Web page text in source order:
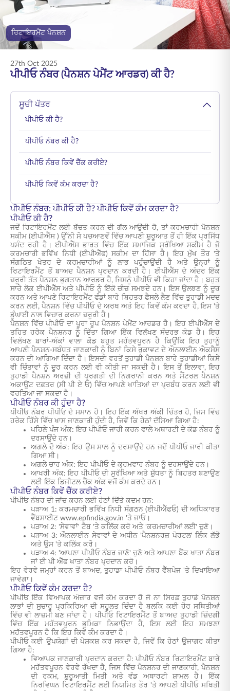
ENGLISH
ਆਨਲਾਈਨ ਖਰੀਦੋ ਪ੍ਰੀਮੀਅਮ ਭਰੋ
ਰਿਟਾਇਰਮੈਂਟ ਪੈਨਸ਼ਨ
27th Oct 2025
ਪੀਪੀਓ ਨੰਬਰ (ਪੈਨਸ਼ਨ ਪੇਮੈਂਟ ਆਰਡਰ) ਕੀ ਹੈ?
ਸੂਚੀ ਪੱਤਰ
ਪੀਪੀਓ ਕੀ ਹੈ?
ਪੀਪੀਓ ਨੰਬਰ ਕੀ ਹੈ?
ਪੀਪੀਓ ਨੰਬਰ ਕਿਵੇਂ ਚੈੱਕ ਕਰੀਏ?
ਪੀਪੀਓ ਕਿਵੇਂ ਕੰਮ ਕਰਦਾ ਹੈ?
ਪੀਪੀਓ ਨੰਬਰ: ਪੀਪੀਓ ਕੀ ਹੈ? ਪੀਪੀਓ ਕਿਵੇਂ ਕੰਮ ਕਰਦਾ ਹੈ?
ਪੀਪੀਓ ਕੀ ਹੈ?
ਜਦੋਂ ਰਿਟਾਇਰਮੈਂਟ ਲਈ ਬੱਚਤ ਕਰਨ ਦੀ ਗੱਲ ਆਉਂਦੀ ਹੈ, ਤਾਂ ਕਰਮਚਾਰੀ ਪੈਨਸ਼ਨ
ਸਕੀਮ (ਈਪੀਐੱਸ ) ਉੱਨੀ ਸੋ ਪਚਆਣਵੇਂ ਵਿੱਚ ਆਪਣੀ ਸ਼ੁਰੂਆਤ ਤੋਂ ਹੀ ਇੱਕ ਪ੍ਰਸਿੱਧ
ਪਸੰਦ ਰਹੀ ਹੈ। ਈਪੀਐੱਸ ਭਾਰਤ ਵਿੱਚ ਇੱਕ ਸਮਾਜਿਕ ਸੁਰੱਖਿਆ ਸਕੀਮ ਹੈ ਜੋ
ਕਰਮਚਾਰੀ ਭਵਿੱਖ ਨਿਧੀ (ਈਪੀਐੱਫ) ਸਕੀਮ ਦਾ ਹਿੱਸਾ ਹੈ। ਇਹ ਮੁੱਖ ਤੌਰ 'ਤੇ
ਸੰਗਠਿਤ ਖੇਤਰ ਦੇ ਕਰਮਚਾਰੀਆਂ ਨੂੰ ਲਾਭ ਪਹੁੰਚਾਉਂਦੀ ਹੈ ਅਤੇ ਉਨ੍ਹਾਂ ਨੂੰ
ਰਿਟਾਇਰਮੈਂਟ ਤੋਂ ਬਾਅਦ ਪੈਨਸ਼ਨ ਪ੍ਰਦਾਨ ਕਰਦੀ ਹੈ। ਈਪੀਐੱਸ ਦੇ ਅੰਦਰ ਇੱਕ
ਜ਼ਰੂਰੀ ਤੱਤ ਪੈਨਸ਼ਨ ਭੁਗਤਾਨ ਆਰਡਰ ਹੈ, ਜਿਸਨੂੰ ਪੀਪੀਓ ਵੀ ਕਿਹਾ ਜਾਂਦਾ ਹੈ। ਬਹੁਤ
ਸਾਰੇ ਲੋਕ ਈਪੀਐੱਸ ਅਤੇ ਪੀਪੀਓ ਨੂੰ ਇੱਕੋ ਚੀਜ਼ ਸਮਝਦੇ ਹਨ। ਇਸ ਉਲਝਣ ਨੂੰ ਦੂਰ
ਕਰਨ ਅਤੇ ਆਪਣੇ ਰਿਟਾਇਰਮੈਂਟ ਫੰਡਾਂ ਬਾਰੇ ਬਿਹਤਰ ਫੈਸਲੇ ਲੈਣ ਵਿੱਚ ਤੁਹਾਡੀ ਮਦਦ
ਕਰਨ ਲਈ, ਪੈਨਸ਼ਨ ਵਿੱਚ ਪੀਪੀਓ ਦੇ ਅਰਥ ਅਤੇ ਇਹ ਕਿਵੇਂ ਕੰਮ ਕਰਦਾ ਹੈ, ਇਸ 'ਤੇ
ਡੂੰਘਾਈ ਨਾਲ ਵਿਚਾਰ ਕਰਨਾ ਜ਼ਰੂਰੀ ਹੈ।
ਪੈਨਸ਼ਨ ਵਿੱਚ ਪੀਪੀਓ ਦਾ ਪੂਰਾ ਰੂਪ ਪੈਨਸ਼ਨ ਪੇਮੈਂਟ ਆਰਡਰ ਹੈ। ਇਹ ਈਪੀਐੱਸ ਦੇ
ਤਹਿਤ ਹਰੇਕ ਪੈਨਸ਼ਨਰ ਨੂੰ ਦਿੱਤਾ ਗਿਆ ਇੱਕ ਵਿਲੱਖਣ ਸੰਦਰਭ ਕੋਡ ਹੈ। ਇਹ
ਵਿਲੱਖਣ ਬਾਰਾਂ-ਅੰਕਾਂ ਵਾਲਾ ਕੋਡ ਬਹੁਤ ਮਹੱਤਵਪੂਰਨ ਹੈ ਕਿਉਂਕਿ ਇਹ ਤੁਹਾਨੂੰ
ਆਪਣੀ ਪੈਨਸ਼ਨ-ਸਬੰਧਤ ਜਾਣਕਾਰੀ ਨੂੰ ਬਿਨਾਂ ਕਿਸੇ ਰੁਕਾਵਟ ਦੇ ਔਨਲਾਈਨ ਐਕਸੈਸ
ਕਰਨ ਦੀ ਆਗਿਆ ਦਿੰਦਾ ਹੈ। ਇਸਦੀ ਵਰਤੋਂ ਤੁਹਾਡੀ ਪੈਨਸ਼ਨ ਬਾਰੇ ਤੁਹਾਡੀਆਂ ਕਿਸੇ
ਵੀ ਚਿੰਤਾਵਾਂ ਨੂੰ ਦੂਰ ਕਰਨ ਲਈ ਵੀ ਕੀਤੀ ਜਾ ਸਕਦੀ ਹੈ। ਇਸ ਤੋਂ ਇਲਾਵਾ, ਇਹ
ਤੁਹਾਡੀ ਪੈਨਸ਼ਨ ਅਰਜ਼ੀ ਦੀ ਪ੍ਰਗਤੀ ਦੀ ਨਿਗਰਾਨੀ ਕਰਨ ਅਤੇ ਸੈਂਟਰਲ ਪੈਨਸ਼ਨ
ਅਕਾਊਂਟ ਦਫ਼ਤਰ (ਸੀ ਪੀ ਏ ਓ) ਵਿੱਚ ਆਪਣੇ ਖਾਤਿਆਂ ਦਾ ਪ੍ਰਬੰਧ ਕਰਨ ਲਈ ਵੀ
ਵਰਤਿਆ ਜਾ ਸਕਦਾ ਹੈ।
ਪੀਪੀਓ ਨੰਬਰ ਕੀ ਹੁੰਦਾ ਹੈ?
ਪੀਪੀਓ ਨੰਬਰ ਪੀਪੀਓ ਦੇ ਸਮਾਨ ਹੈ। ਇਹ ਇੱਕ ਅੱਖਰ ਅੰਕੀ ਚਿੱਤਰ ਹੈ, ਜਿਸ ਵਿੱਚ
ਹਰੇਕ ਹਿੱਸੇ ਵਿੱਚ ਖਾਸ ਜਾਣਕਾਰੀ ਹੁੰਦੀ ਹੈ, ਜਿਵੇਂ ਕਿ ਹੇਠਾਂ ਦੱਸਿਆ ਗਿਆ ਹੈ:
ਪਹਿਲੇ ਪੰਜ ਅੰਕ: ਇਹ ਪੀਪੀਓ ਜਾਰੀ ਕਰਨ ਵਾਲੇ ਅਥਾਰਟੀ ਦੇ ਕੋਡ ਨੰਬਰ ਨੂੰ
ਦਰਸਾਉਂਦੇ ਹਨ।
ਅਗਲੇ ਦੋ ਅੰਕ: ਇਹ ਉਸ ਸਾਲ ਨੂੰ ਦਰਸਾਉਂਦੇ ਹਨ ਜਦੋਂ ਪੀਪੀਓ ਜਾਰੀ ਕੀਤਾ
ਗਿਆ ਸੀ।
ਅਗਲੇ ਚਾਰ ਅੰਕ: ਇਹ ਪੀਪੀਓ ਦੇ ਕ੍ਰਮਵਾਰ ਨੰਬਰ ਨੂੰ ਦਰਸਾਉਂਦੇ ਹਨ।
ਆਖਰੀ ਅੰਕ: ਇਹ ਪੀਪੀਓ ਦੀ ਸੁਰੱਖਿਆ ਅਤੇ ਸ਼ੁੱਧਤਾ ਨੂੰ ਬਿਹਤਰ ਬਣਾਉਣ
ਲਈ ਇੱਕ ਡਿਜੀਟਲ ਚੈੱਕ ਅੰਕ ਵਜੋਂ ਕੰਮ ਕਰਦੇ ਹਨ।
ਪੀਪੀਓ ਨੰਬਰ ਕਿਵੇਂ ਚੈੱਕ ਕਰੀਏ?
ਪੀਪੀਓ ਨੰਬਰ ਦੀ ਜਾਂਚ ਕਰਨ ਲਈ ਹੇਠਾਂ ਦਿੱਤੇ ਕਦਮ ਹਨ:
ਪੜਾਅ 1: ਕਰਮਚਾਰੀ ਭਵਿੱਖ ਨਿਧੀ ਸੰਗਠਨ (ਈਪੀਐੱਫਓ) ਦੀ ਅਧਿਕਾਰਤ
ਵੈੱਬਸਾਈਟ www.epfindia.gov.in 'ਤੇ ਜਾਓ।
ਪੜਾਅ 2: 'ਸੇਵਾਵਾਂ' ਟੈਬ 'ਤੇ ਕਲਿੱਕ ਕਰੋ ਅਤੇ 'ਕਰਮਚਾਰੀਆਂ ਲਈ' ਚੁਣੋ।
ਪੜਾਅ 3: ਔਨਲਾਈਨ ਸੇਵਾਵਾਂ ਦੇ ਅਧੀਨ 'ਪੈਨਸ਼ਨਰਜ਼ ਪੋਰਟਲ' ਲਿੰਕ ਲੱਭੋ
ਅਤੇ ਉਸ 'ਤੇ ਕਲਿੱਕ ਕਰੋ।
ਪੜਾਅ 4: 'ਆਪਣਾ ਪੀਪੀਓ ਨੰਬਰ ਜਾਣੋ' ਚੁਣੋ ਅਤੇ ਆਪਣਾ ਬੈਂਕ ਖਾਤਾ ਨੰਬਰ
ਜਾਂ ਈ ਪੀ ਐੱਫ ਖਾਤਾ ਨੰਬਰ ਪ੍ਰਦਾਨ ਕਰੋ।
ਇਹ ਵੇਰਵੇ ਜਮ੍ਹਾਂ ਕਰਨ ਤੋਂ ਬਾਅਦ, ਤੁਹਾਡਾ ਪੀਪੀਓ ਨੰਬਰ ਵੈੱਬਪੇਜ 'ਤੇ ਦਿਖਾਇਆ
ਜਾਵੇਗਾ।
ਪੀਪੀਓ ਕਿਵੇਂ ਕੰਮ ਕਰਦਾ ਹੈ?
ਪੀਪੀਓ ਇੱਕ ਵਿਆਪਕ ਔਜ਼ਾਰ ਵਜੋਂ ਕੰਮ ਕਰਦਾ ਹੈ ਜੋ ਨਾ ਸਿਰਫ਼ ਤੁਹਾਡੇ ਪੈਨਸ਼ਨ
ਲਾਭਾਂ ਦੀ ਸੁਚਾਰੂ ਪ੍ਰਕਿਰਿਆ ਦੀ ਸਹੂਲਤ ਦਿੰਦਾ ਹੈ ਬਲਕਿ ਕਈ ਹੋਰ ਸਥਿਤੀਆਂ
ਵਿੱਚ ਵੀ ਲਾਜ਼ਮੀ ਬਣ ਜਾਂਦਾ ਹੈ। ਪੀਪੀਓ ਰਿਟਾਇਰਮੈਂਟ ਤੋਂ ਬਾਅਦ ਤੁਹਾਡੀ ਜ਼ਿੰਦਗੀ
ਵਿੱਚ ਇੱਕ ਮਹੱਤਵਪੂਰਨ ਭੂਮਿਕਾ ਨਿਭਾਉਂਦਾ ਹੈ, ਇਸ ਲਈ ਇਹ ਸਮਝਣਾ
ਮਹੱਤਵਪੂਰਨ ਹੈ ਕਿ ਇਹ ਕਿਵੇਂ ਕੰਮ ਕਰਦਾ ਹੈ।
ਪੀਪੀਓ ਕਈ ਉਪਯੋਗਾਂ ਦੀ ਪੇਸ਼ਕਸ਼ ਕਰ ਸਕਦਾ ਹੈ, ਜਿਵੇਂ ਕਿ ਹੇਠਾਂ ਉਜਾਗਰ ਕੀਤਾ
ਗਿਆ ਹੈ:
ਵਿਆਪਕ ਜਾਣਕਾਰੀ ਪ੍ਰਦਾਨ ਕਰਦਾ ਹੈ: ਪੀਪੀਓ ਨੰਬਰ ਰਿਟਾਇਰਮੈਂਟ ਬਾਰੇ
ਮਹੱਤਵਪੂਰਨ ਵੇਰਵੇ ਰੱਖਦਾ ਹੈ, ਜਿਸ ਵਿੱਚ ਪੈਨਸ਼ਨਰ ਦੀ ਜਾਣਕਾਰੀ, ਪੈਨਸ਼ਨ
ਦੀ ਰਕਮ, ਸ਼ੁਰੂਆਤੀ ਮਿਤੀ ਅਤੇ ਵੰਡ ਅਥਾਰਟੀ ਸ਼ਾਮਲ ਹੈ। ਇੱਕ
ਨਿਰਵਿਘਨ ਰਿਟਾਇਰਮੈਂਟ ਲਈ ਨਿਯਮਿਤ ਤੌਰ 'ਤੇ ਆਪਣੀ ਪੀਪੀਓ ਸਥਿਤੀ